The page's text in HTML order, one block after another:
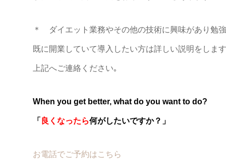
＊ ダイエット業務やその他の技術に興味があり勉
既に開業していて導入したい方は詳しい説明をしま
上記へご連絡ください｡
When you get better, what do you want to do?
「 良くなったら何がしたいですか？」
お電話でご予約はこちら